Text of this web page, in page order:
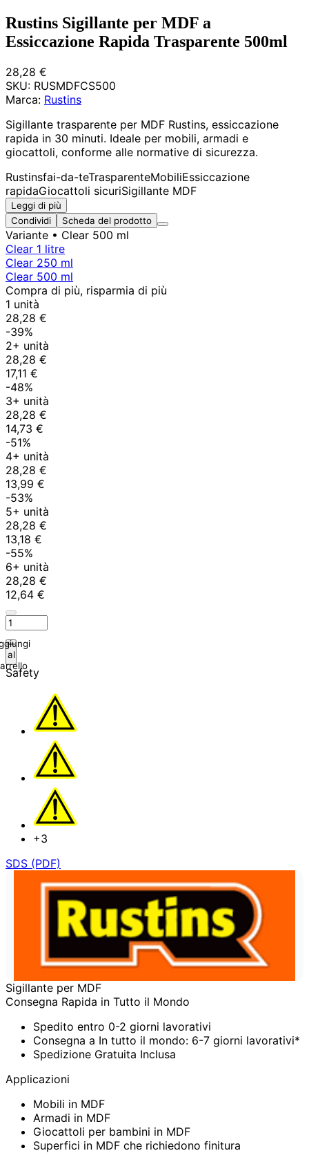
Rustins Sigillante per MDF a
Essiccazione Rapida Trasparente 500ml
28,28 €
SKU: RUSMDFCS500
Marca: Rustins
Sigillante trasparente per MDF Rustins, essiccazione
rapida in 30 minuti. Ideale per mobili, armadi e
giocattoli, conforme alle normative di sicurezza.
Rustinsfai-da-teTrasparenteMobiliEssiccazione
rapidaGiocattoli sicuriSigillante MDF
Leggi di più
Condividi
Scheda del prodotto
Variante • Clear 500 ml
Clear 1 litre
Clear 250 ml
Clear 500 ml
Compra di più, risparmia di più
1 unità
28,28 €
-39%
2+ unità
28,28 €
17,11 €
-48%
3+ unità
28,28 €
14,73 €
-51%
4+ unità
28,28 €
13,99 €
-53%
5+ unità
28,28 €
13,18 €
-55%
6+ unità
28,28 €
12,64 €
al
Safety
+3
SDS (PDF)
Sigillante per MDF
Consegna Rapida in Tutto il Mondo
Spedito entro 0-2 giorni lavorativi
Consegna a In tutto il mondo: 6-7 giorni lavorativi*
Spedizione Gratuita Inclusa
Applicazioni
Mobili in MDF
Armadi in MDF
Giocattoli per bambini in MDF
Superfici in MDF che richiedono finitura